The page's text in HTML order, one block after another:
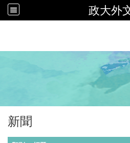
政大外
新聞